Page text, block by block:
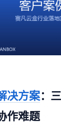
决方案：
作难题